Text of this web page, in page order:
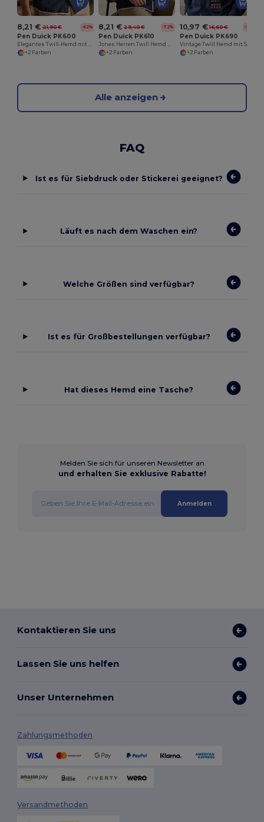
8,21 € 21,90 € -62%
Pen Duick PK600
+2 Farben
8,21 € 29,40 € -72%
Pen Duick PK610
+2 Farben
10,97 € 16,60 € -34%
Pen Duick PK690
+2 Farben
Alle anzeigen
FAQ
Ist es für Siebdruck oder Stickerei geeignet?
Läuft es nach dem Waschen ein?
Welche Größen sind verfügbar?
Ist es für Großbestellungen verfügbar?
Hat dieses Hemd eine Tasche?
Melden Sie sich für unseren Newsletter an
und erhalten Sie exklusive Rabatte!
Anmelden
Kontaktieren Sie uns
Lassen Sie uns helfen
Unser Unternehmen
Zahlungsmethoden
Versandmethoden